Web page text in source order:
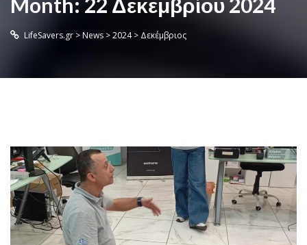
LifeSavers.gr >News >2024> Δεκέμβριος